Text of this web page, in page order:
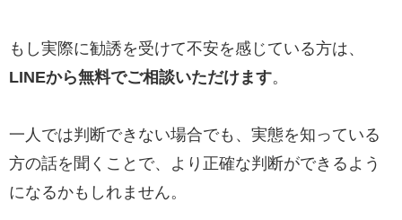
もし実際に勧誘を受けて不安を感じている方は、
LINEから無料でご相談いただけます
一人では判断できない場合でも、実態を知っている
方の話を聞くことで、より正確な判断ができるよう
になるかもしれません。